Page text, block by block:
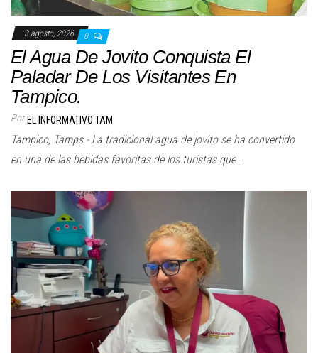
3 agosto, 2026 0
El Agua De Jovito Conquista El
Paladar De Los Visitantes En
Tampico.
Por EL INFORMATIVO TAM
Tampico, Tamps.- La tradicional agua de jovito se ha convertido
en una de las bebidas favoritas de los turistas que…